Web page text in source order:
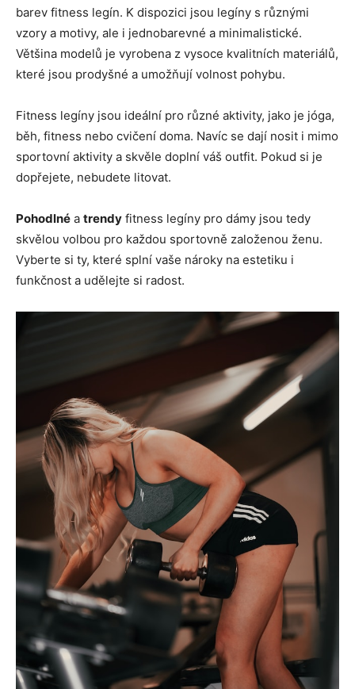
barev fitness legín. K dispozici jsou legíny s různými
vzory a motivy, ale i jednobarevné a minimalistické.
Většina modelů je vyrobena z vysoce kvalitních materiálů,
které jsou prodyšné a umožňují volnost pohybu.
Fitness legíny jsou ideální pro různé aktivity, jako je jóga,
běh, fitness nebo cvičení doma. Navíc se dají nosit i mimo
sportovní aktivity a skvěle doplní váš outfit. Pokud si je
dopřejete, nebudete litovat.
Pohodlné a trendy fitness legíny pro dámy jsou tedy
skvělou volbou pro každou sportovně založenou ženu.
Vyberte si ty, které splní vaše nároky na estetiku i
funkčnost a udělejte si radost.